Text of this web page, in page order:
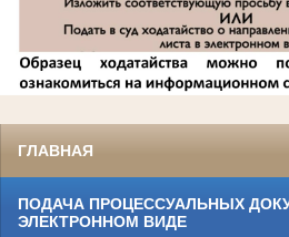
ГЛАВНАЯ
ПОДАЧА ПРОЦЕССУАЛЬНЫХ
ЭЛЕКТРОННОМ ВИДЕ